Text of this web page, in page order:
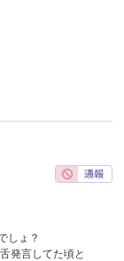
しょ？
発言してた頃と